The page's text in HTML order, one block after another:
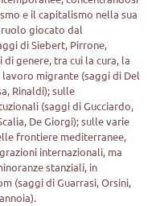
e il capitalismo nella sua
giocato dal
di Siebert, Pirrone,
genere, tra cui la cura, la
migrante (saggi di Del
Rinaldi); sulle
(saggi di Gucciardo,
De Giorgi); sulle varie
frontiere mediterranee,
internazionali, ma
stanziali, in
(saggi di Guarrasi, Orsini,